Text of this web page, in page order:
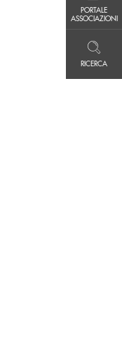
PORTALE
ASSOCIAZIONI
RICERCA